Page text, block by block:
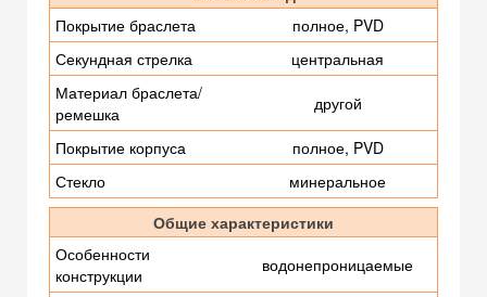
Покрытие браслета
полное, PVD
Секундная стрелка
центральная
Материал браслета/
ремешка
другой
Покрытие корпуса
полное, PVD
Стекло
минеральное
Общие характеристики
Особенности
конструкции
водонепроницаемые